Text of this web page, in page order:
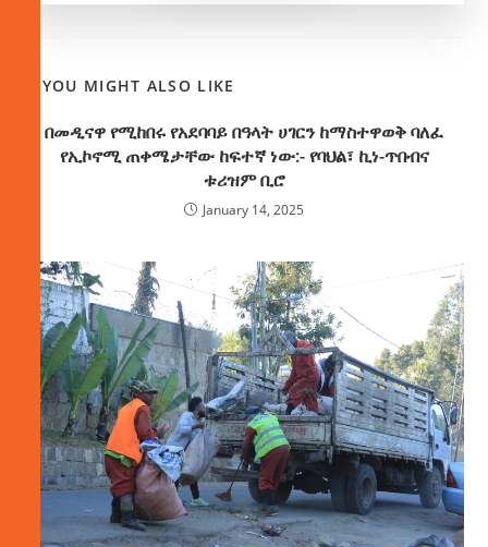
YOU MIGHT ALSO LIKE
በመዲናዋ የሚከበሩ የአደባባይ በዓላት ሀገርን ከማስተዋወቅ ባለፈ
የኢኮኖሚ ጠቀሜታቸው ከፍተኛ ነው:- የባህል፣ ኪነ-ጥበብና
ቱሪዝም ቢሮ
January 14, 2025